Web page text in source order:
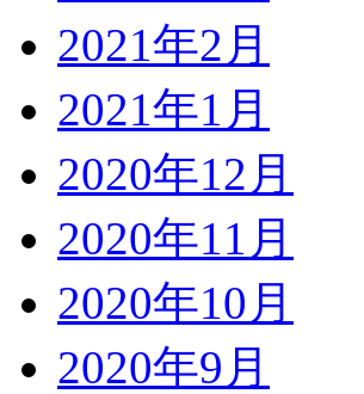
2021年2月
2021年1月
2020年12月
2020年11月
2020年10月
2020年9月